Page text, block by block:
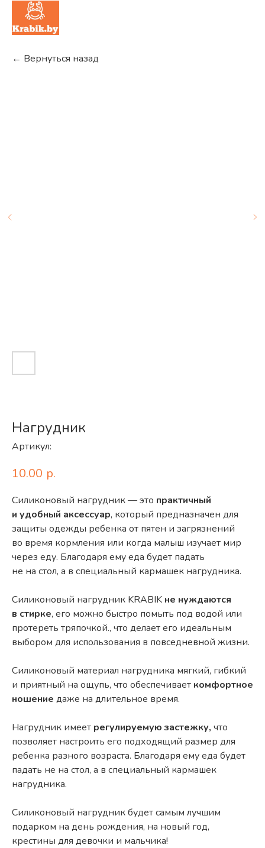
← Вернуться назад
Нагрудник
Артикул:
10.00 р.
Силиконовый нагрудник — это практичный
и удобный аксессуар, который предназначен для
защиты одежды ребенка от пятен и загрязнений
во время кормления или когда малыш изучает мир
через еду. Благодаря ему еда будет падать
не на стол, а в специальный кармашек нагрудника.
Силиконовый нагрудник KRABIK не нуждаются
в стирке, его можно быстро помыть под водой или
протереть тряпочкой., что делает его идеальным
выбором для использования в повседневной жизни.
Силиконовый материал нагрудника мягкий, гибкий
и приятный на ощупь, что обеспечивает комфортное
ношение даже на длительное время.
Нагрудник имеет регулируемую застежку, что
позволяет настроить его подходящий размер для
ребенка разного возраста. Благодаря ему еда будет
падать не на стол, а в специальный кармашек
нагрудника.
Силиконовый нагрудник будет самым лучшим
подарком на день рождения, на новый год,
крестины для девочки и мальчика!